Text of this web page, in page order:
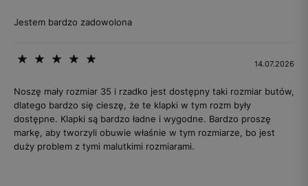
Jestem bardzo zadowolona
14.07.2026
Noszę mały rozmiar 35 i rzadko jest dostępny taki rozmiar butów,
dlatego bardzo się cieszę, że te klapki w tym rozm były
dostępne. Klapki są bardzo ładne i wygodne. Bardzo proszę
markę, aby tworzyli obuwie właśnie w tym rozmiarze, bo jest
duży problem z tymi malutkimi rozmiarami.